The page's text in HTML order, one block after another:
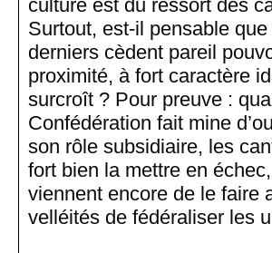
culture est du ressort des
Surtout, est-il pensable
derniers cèdent pareil
proximité, à fort caractère
surcroît ? Pour preuve :
Confédération fait mine
son rôle subsidiaire, les
fort bien la mettre en
viennent encore de le faire
velléités de fédéraliser les